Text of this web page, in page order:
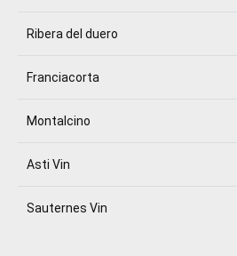
Ribera del duero
Franciacorta
Montalcino
Asti Vin
Sauternes Vin